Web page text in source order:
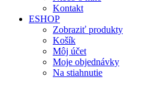
Kontakt
ESHOP
Zobraziť produkty
Košík
Môj účet
Moje objednávky
Na stiahnutie